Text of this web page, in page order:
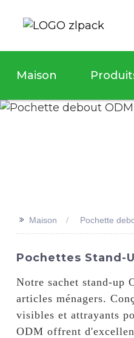
Maison
>> Maison Pochette
Pochettes Stand-
Notre sachet stand-up
articles ménagers.
visibles et attrayants
ODM offrent